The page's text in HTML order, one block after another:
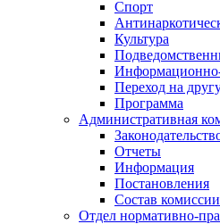
Спорт
Культура
Переход на
Программа
Административная
Отчеты
Информация
Постановления
Состав
Отдел нормативно-